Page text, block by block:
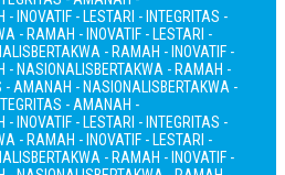
- INOVATIF - LESTARI - INTEGRITAS -
- RAMAH - INOVATIF - LESTARI -
BERTAKWA - RAMAH - INOVATIF -
- NASIONALISBERTAKWA - RAMAH -
- AMANAH - NASIONALISBERTAKWA -
- AMANAH -
- INOVATIF - LESTARI - INTEGRITAS -
- RAMAH - INOVATIF - LESTARI -
BERTAKWA - RAMAH - INOVATIF -